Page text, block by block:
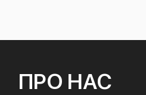
ПРО НАС